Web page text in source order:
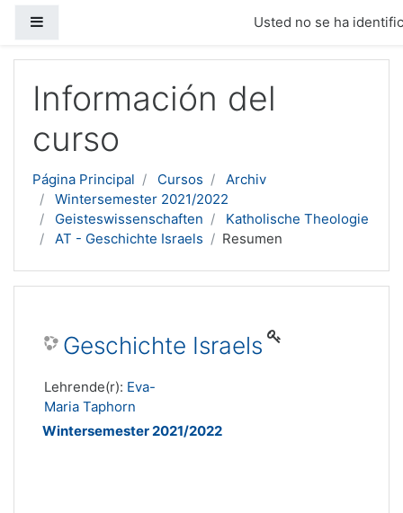
Usted no se ha
Información del
curso
Página Principal Cursos
Archiv
Wintersemester 2021/2022
Geisteswissenschaften
Katholische Theologie
AT - Geschichte Israels
Resumen
Geschichte Israels
Lehrende(r): Eva-
Maria Taphorn
Wintersemester 2021/2022